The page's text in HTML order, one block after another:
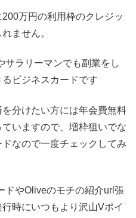
万円の利用枠のクレジッ
ません。
サラリーマンでも副業をし
ビジネスカードです
分けたい方には年会費無料
いますので、増枠狙いでな
なので一度チェックしてみ
ドやOliveのモチの紹介url張
時にいつもより沢山Vポイ